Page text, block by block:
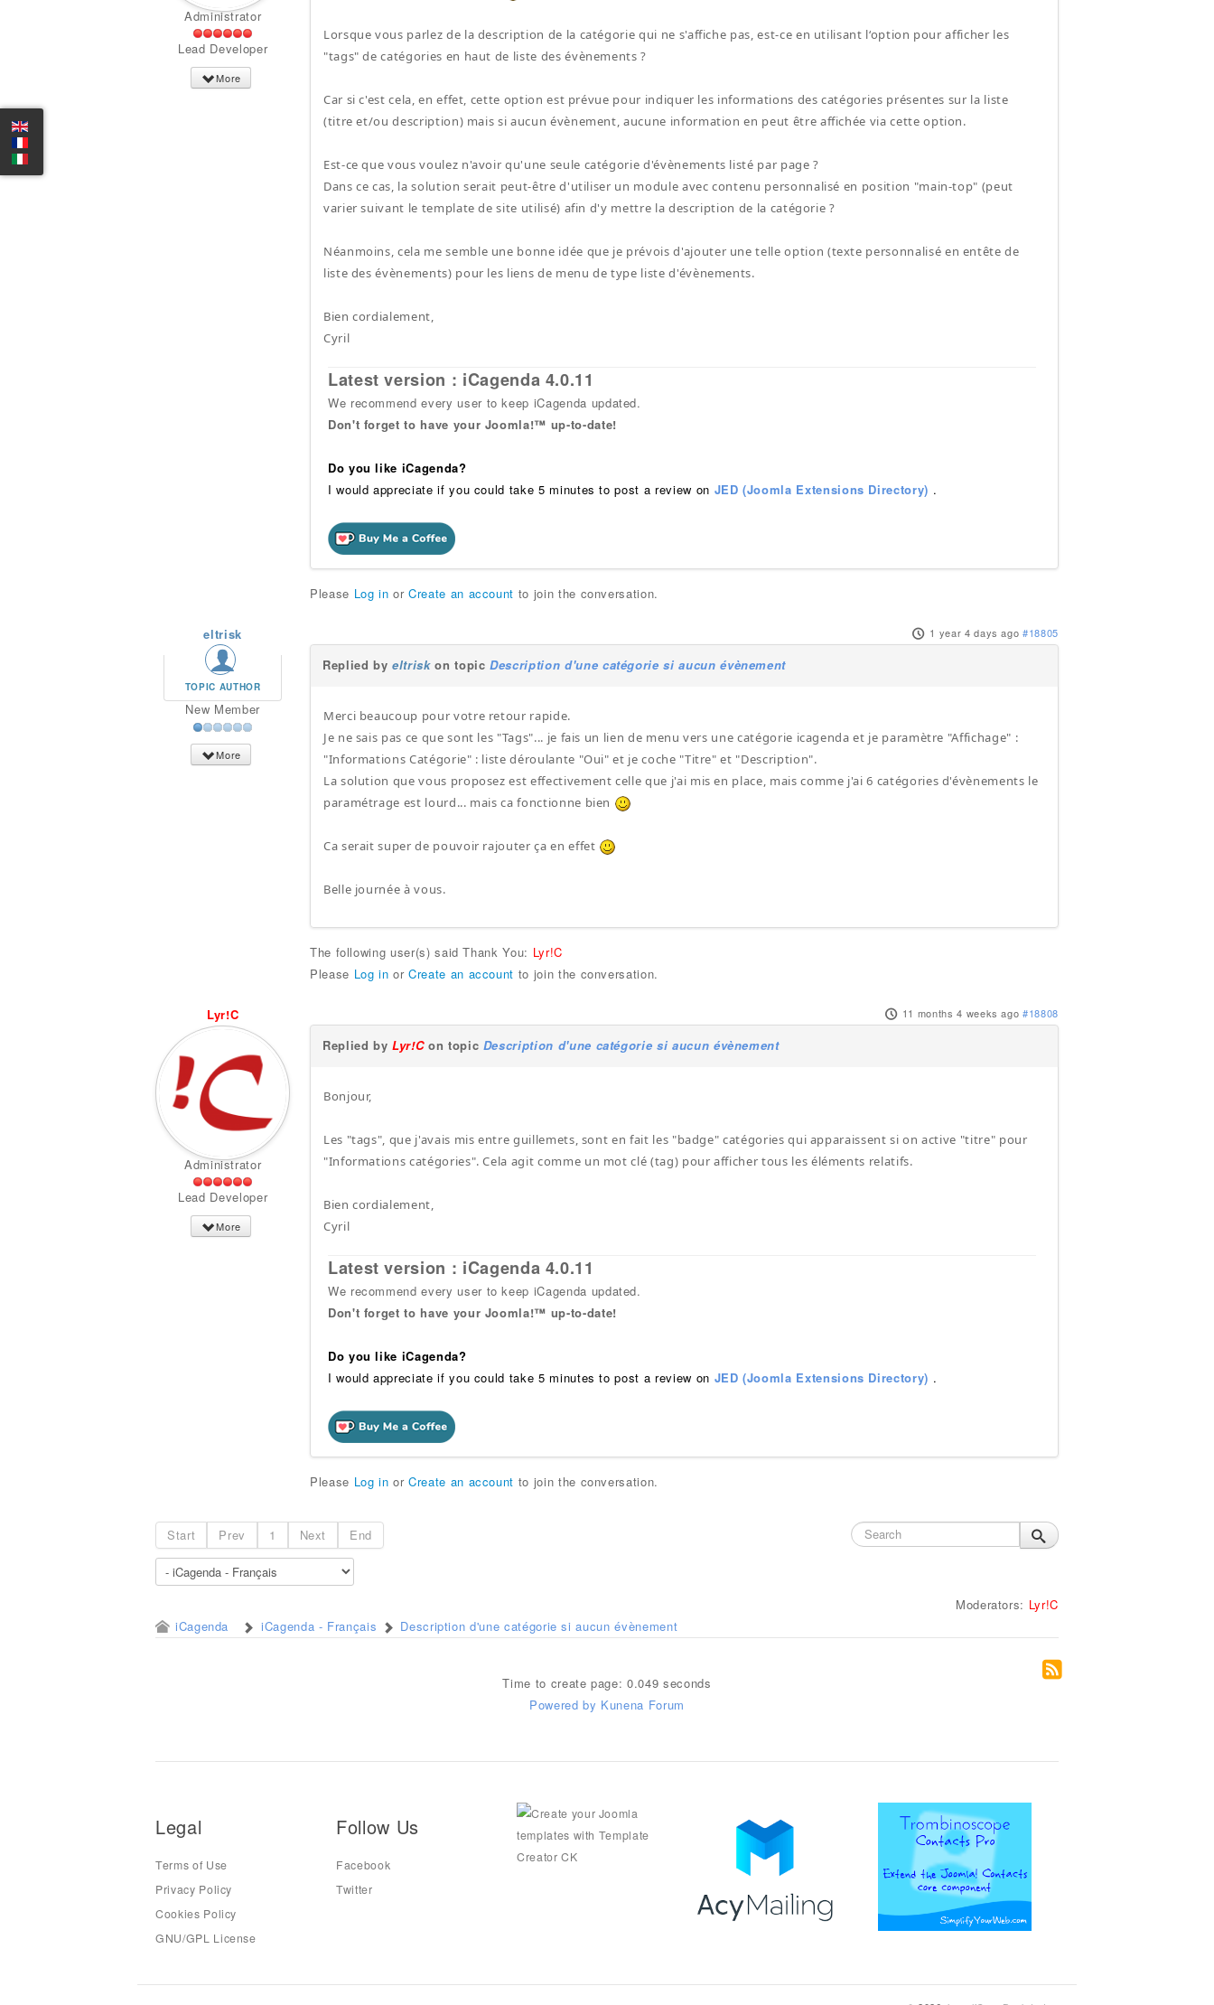
Administrator
Lead Developer
More
Lorsque vous parlez de la description de la catégorie qui ne s'affiche pas, est-ce en utilisant l‘option pour afficher les
"tags" de catégories en haut de liste des évènements ?
Car si c'est cela, en effet, cette option est prévue pour indiquer les informations des catégories présentes sur la liste
(titre et/ou description) mais si aucun évènement, aucune information en peut être affichée via cette option.
Est-ce que vous voulez n'avoir qu'une seule catégorie d'évènements listé par page ?
Dans ce cas, la solution serait peut-être d'utiliser un module avec contenu personnalisé en position "main-top" (peut
varier suivant le template de site utilisé) afin d'y mettre la description de la catégorie ?
Néanmoins, cela me semble une bonne idée que je prévois d'ajouter une telle option (texte personnalisé en entête de
liste des évènements) pour les liens de menu de type liste d'évènements.
Bien cordialement,
Cyril
Latest version : iCagenda 4.0.11
We recommend every user to keep iCagenda updated.
Don't forget to have your Joomla!™ up-to-date!
Do you like iCagenda?
I would appreciate if you could take 5 minutes to post a review on JED (Joomla Extensions Directory) .
Please Log in orCreate an account to join the conversation.
eltrisk
TOPIC AUTHOR
New Member
More
1 year 4 days ago #18805
Replied byeltriskon topicDescription d'une catégorie si aucun évènement
Merci beaucoup pour votre retour rapide.
Je ne sais pas ce que sont les "Tags"... je fais un lien de menu vers une catégorie icagenda et je paramètre "Affichage" :
"Informations Catégorie" : liste déroulante "Oui" et je coche "Titre" et "Description".
La solution que vous proposez est effectivement celle que j'ai mis en place, mais comme j'ai 6 catégories d'évènements le
paramétrage est lourd... mais ca fonctionne bien
Ca serait super de pouvoir rajouter ça en effet
Belle journée à vous.
The following user(s) said Thank You: Lyr!C
Please Log in orCreate an account to join the conversation.
Lyr!C
Administrator
Lead Developer
More
11 months 4 weeks ago #18808
Replied byLyr!Con topic Description d'une catégorie si aucun évènement
Bonjour,
Les "tags", que j'avais mis entre guillemets, sont en fait les "badge" catégories qui apparaissent si on active "titre" pour
"Informations catégories". Cela agit comme un mot clé (tag) pour afficher tous les éléments relatifs.
Bien cordialement,
Cyril
Latest version : iCagenda 4.0.11
We recommend every user to keep iCagenda updated.
Don't forget to have your Joomla!™ up-to-date!
Do you like iCagenda?
I would appreciate if you could take 5 minutes to post a review on JED (Joomla Extensions Directory) .
Please Log in orCreate an account to join the conversation.
Start Prev 1 Next End
Moderators: Lyr!C
iCagenda
iCagenda - Français Description d'une catégorie si aucun évènement
Time to create page: 0.049 seconds
Powered by Kunena Forum
Legal
Terms of Use
Privacy Policy
Cookies Policy
GNU/GPL License
Follow Us
Facebook
Twitter